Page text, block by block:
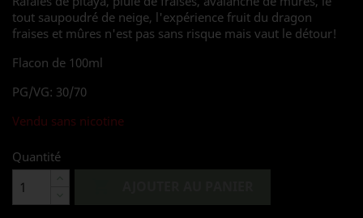
tout saupoudré de neige, l'expérience fruit du dragon
fraises et mûres n'est pas sans risque mais vaut le détour!
Flacon de 100ml
PG/VG: 30/70
Vendu sans nicotine
Quantité